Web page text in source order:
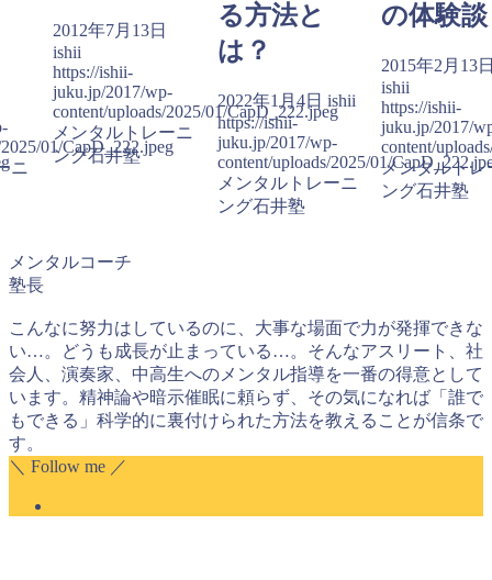
01/CapD_222.jpeg
ニ
2012年7月13日
ishii
https://ishii-
juku.jp/2017/wp-
content/uploads/2025/01/CapD_222.jpeg
メンタルトレーニ
ング石井塾
る方法と
は？
2022年1月4日 ishii
https://ishii-
juku.jp/2017/wp-
content/uploads/2025/01/
メンタルトレーニ
ング石井塾
の体験談
2015年2月13
ishii
https://ishii-
juku.jp/2017/
content/
メンタルトレ
ング石井塾
メンタルコーチ
塾長
こんなに努力はしているのに、大事な場面で力が発揮できな
い…。どうも成長が止まっている…。そんなアスリート、社
会人、演奏家、中高生へのメンタル指導を一番の得意として
います。精神論や暗示催眠に頼らず、その気になれば「誰で
もできる」科学的に裏付けられた方法を教えることが信条で
す。
＼ Follow me ／